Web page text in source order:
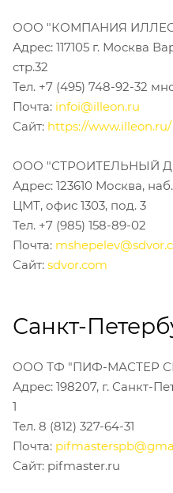
ООО "КОМПАНИЯ
Адрес: 117105 г. Москва
стр.32
Тел. +7 (495) 748-92-32
Почта: infoi@illeon.ru
Сайт: https://www.illeon.ru/
ООО "СТРОИТЕЛЬНЫЙ
Адрес: 123610 Москва,
ЦМТ, офис 1303, под. 3
Тел. +7 (985) 158-89-02
Почта:
Сайт: sdvor.com
Санкт-
ООО ТФ "ПИФ-МАСТЕР
Адрес: 198207, г. Санкт-
1
Тел. 8 (812) 327-64-31
Почта:
Сайт: pifmaster.ru